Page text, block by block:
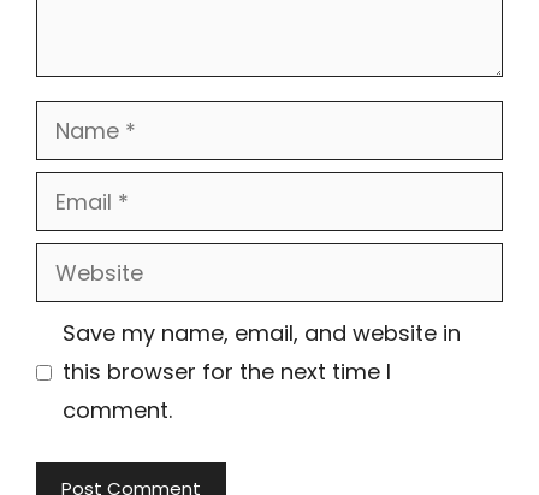
Name
Email
Website
Save my name, email, and website in
this browser for the next time I
comment.